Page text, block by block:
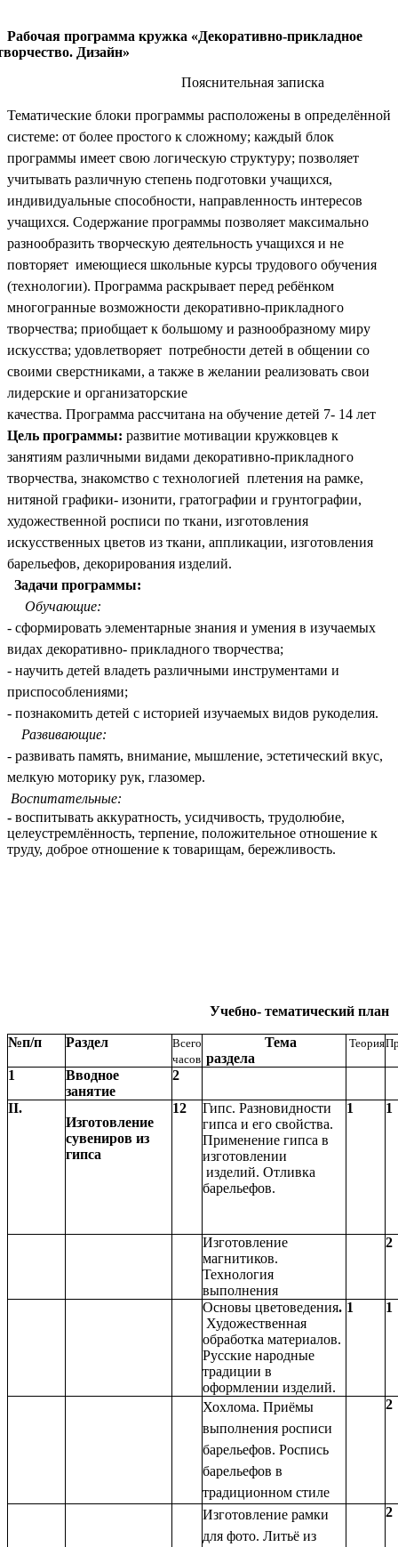
Рабочая программа кружка «Декоративно-прикладное
Дизайн»
Пояснительная записка
Тематические блоки программы расположены в определённой
системе: от более простого к сложному; каждый блок
программы имеет свою логическую структуру; позволяет
учитывать различную степень подготовки учащихся,
индивидуальные способности, направленность интересов
учащихся. Содержание программы позволяет максимально
разнообразить творческую деятельность учащихся и не
повторяет имеющиеся школьные курсы трудового обучения
(технологии). Программа раскрывает перед ребёнком
многогранные возможности декоративно-прикладного
творчества; приобщает к большому и разнообразному миру
искусства; удовлетворяет потребности детей в общении со
своими сверстниками, а также в желании реализовать свои
лидерские и организаторские
качества. Программа рассчитана на обучение детей 7- 14 лет
Цель программы: развитие мотивации кружковцев к
занятиям различными видами декоративно-прикладного
творчества, знакомство с технологией плетения на рамке,
нитяной графики- изонити, гратографии и грунтографии,
художественной росписи по ткани, изготовления
искусственных цветов из ткани, аппликации, изготовления
барельефов, декорирования изделий.
Задачи программы:
Обучающие:
- сформировать элементарные знания и умения в изучаемых
видах декоративно- прикладного творчества;
- научить детей владеть различными инструментами и
приспособлениями;
- познакомить детей с историей изучаемых видов рукоделия.
Развивающие:
- развивать память, внимание, мышление, эстетический вкус,
мелкую моторику рук, глазомер.
Воспитательные:
- воспитывать аккуратность, усидчивость, трудолюбие,
целеустремлённость, терпение, положительное отношение к
труду, доброе отношение к товарищам, бережливость.
Учебно- тематический план
№п/п Раздел
Всего
часов
Тема
раздела
Теория
1
Вводное
занятие
2
II.
Изготовление
сувениров из
гипса
12
Гипс. Разновидности
гипса и его свойства.
Применение гипса в
изготовлении
изделий. Отливка
барельефов.
1 1
Изготовление
магнитиков.
Технология
выполнения
2
Основы цветоведения.
Художественная
обработка материалов.
Русские народные
традиции в
оформлении изделий.
1 1
Хохлома. Приёмы
выполнения росписи
барельефов. Роспись
барельефов в
традиционном стиле
2
Изготовление рамки
для фото. Литьё из
2